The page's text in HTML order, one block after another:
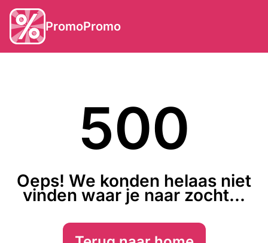
PromoPromo
500
Oeps! We konden helaas niet
vinden waar je naar zocht...